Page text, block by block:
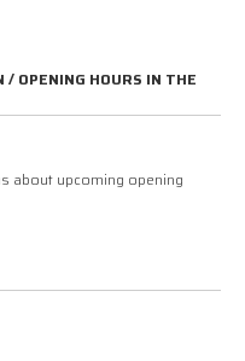
OPENING HOURS IN THE
about upcoming opening